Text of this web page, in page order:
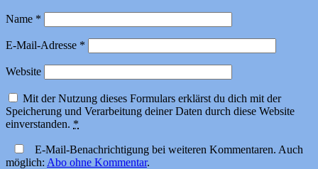
Name *
E-Mail-Adresse *
Website
Mit der Nutzung dieses Formulars erklärst du dich mit der
Speicherung und Verarbeitung deiner Daten durch diese Website
einverstanden. *
E-Mail-Benachrichtigung bei weiteren Kommentaren. Auch
möglich: Abo ohne Kommentar.